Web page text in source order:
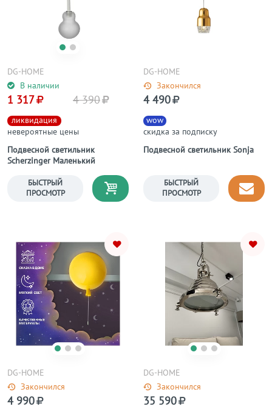
В наличии
DG-HOME
Подвесной светильник
Scherzinger Маленький
ликвидация
невероятные цены
1 317 4 390
БЫСТРЫЙ
ПРОСМОТР
Закончился
DG-HOME
Подвесной светильник Sonja
wow
скидка за подписку
4 490
БЫСТРЫЙ
ПРОСМОТР
Закончился
DG-HOME
4 990
Закончился
DG-HOME
35 590